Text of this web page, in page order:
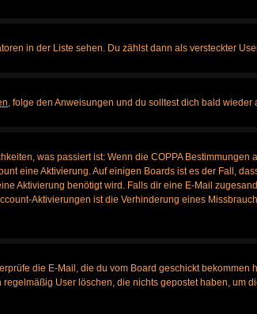
in der Liste sehen. Du zählst dann als versteckter
, folge den Anweisungen und du solltest dich bald wieder
was passiert ist: Wenn die COPPA Bestimmungen
eine Aktivierung. Auf einigen Boards ist es der Fall,
Aktivierung benötigt wird. Falls dir eine E-Mail
Aktivierungen ist die Verhinderung eines
die E-Mail, die du vom Board geschickt bekommen
User löschen, die nichts gepostet haben, um